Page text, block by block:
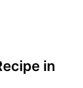
in